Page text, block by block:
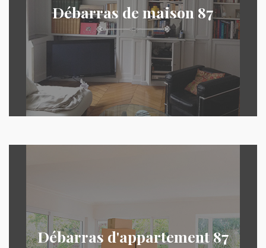
Débarras de maison 87
Débarras d'appartement 87